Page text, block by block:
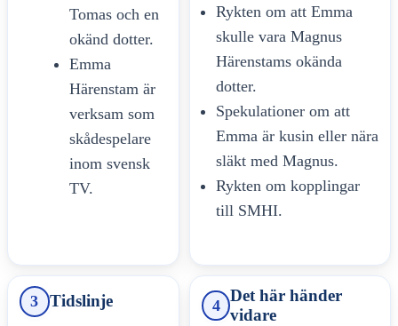
Tomas och en
okänd dotter.
Emma
Härenstam är
verksam som
skådespelare
inom svensk
TV.
Rykten om att Emma
skulle vara Magnus
Härenstams okända
dotter.
Spekulationer om att
Emma är kusin eller nära
släkt med Magnus.
Rykten om kopplingar
till SMHI.
3 Tidslinje 4
Det här händer
vidare